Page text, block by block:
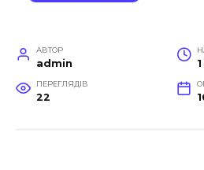
АВТОР
admin
ПЕРЕГЛЯДІВ
22